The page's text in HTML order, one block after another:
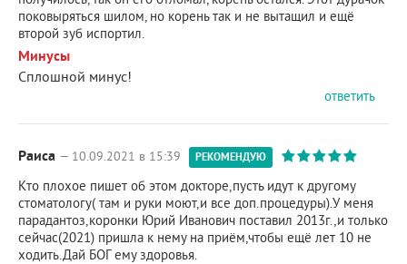
поковыряться шилом, но корень так и не вытащил и ещё
второй зуб испортил.
Минусы
Сплошной минус!
ответить
Раиса — 10.09.2021 в 15:39 РЕКОМЕНДУЮ
Кто плохое пишет об этом докторе,пусть идут к другому
стоматологу( там и руки моют,и все доп.процедуры).У меня
парадантоз,коронки Юрий Иванович поставил 2013г.,и только
сейчас(2021) пришла к нему на приём,чтобы ещё лет 10 не
ходить.Дай БОГ ему здоровья.